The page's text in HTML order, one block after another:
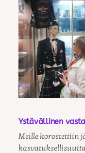
Ystävällinen
Meille korostettiin